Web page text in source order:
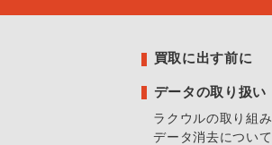
買取に出す前に
データの取り扱い
ラクウルの取り組み
データ消去について